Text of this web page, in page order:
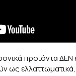
προϊόντα
ως